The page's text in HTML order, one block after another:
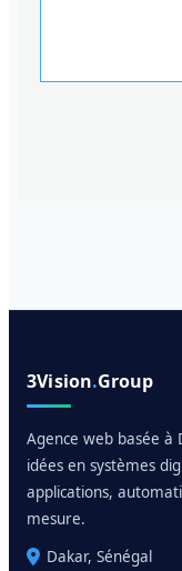
3Vision.Group
Agence web basée à
idées en systèmes
applications,
mesure.
Dakar, Sénégal